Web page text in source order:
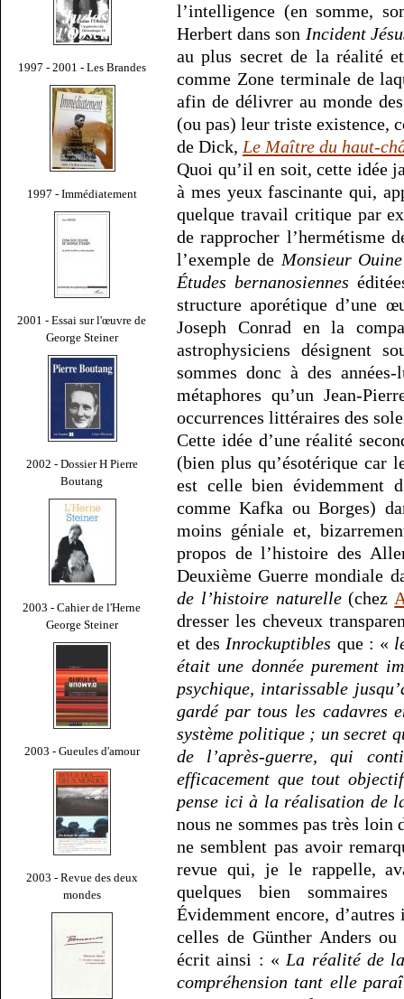
1997 - 2001 - Les Brandes
1997 - Immédiatement
2001 - Essai sur l'œuvre de
George Steiner
2002 - Dossier H Pierre
Boutang
2003 - Cahier de l'Herne
George Steiner
2003 - Gueules d'amour
2003 - Revue des deux
mondes
l’intelligence (en somme,
Herbert dans son Incident
au plus secret de la réalité
comme Zone terminale de
afin de délivrer au monde
(ou pas) leur triste existence,
de Dick, Le Maître du haut-
Quoi qu’il en soit, cette idée
à mes yeux fascinante qui,
quelque travail critique par
de rapprocher l’hermétisme
l’exemple de Monsieur Ouine
Études bernanosiennes
structure aporétique d’une
Joseph Conrad en la
astrophysiciens désignent
sommes donc à des
métaphores qu’un Jean-
occurrences littéraires des
Cette idée d’une réalité
(bien plus qu’ésotérique car
est celle bien évidemment
comme Kafka ou Borges)
moins géniale et,
propos de l’histoire des
Deuxième Guerre mondiale
de l’histoire naturelle(chez
dresser les cheveux
et des Inrockuptibles que : «
était une donnée purement
psychique, intarissable
gardé par tous les cadavres
système politique ; un secret
de l’après-guerre, qui
efficacement que tout
pense ici à la réalisation de
nous ne sommes pas très loin
ne semblent pas avoir
revue qui, je le rappelle,
quelques bien
Évidemment encore,
celles de Günther Anders
écrit ainsi : « La réalité de
compréhension tant elle